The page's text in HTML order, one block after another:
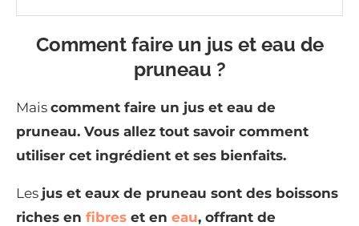
Comment faire un jus et eau de
pruneau ?
Mais comment faire un jus et eau de
pruneau. Vous allez tout savoir comment
utiliser cet ingrédient et ses bienfaits.
Les jus et eaux de pruneau sont des boissons
riches en fibres et en eau, offrant de